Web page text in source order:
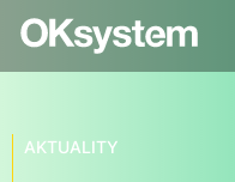
AKTUALITY